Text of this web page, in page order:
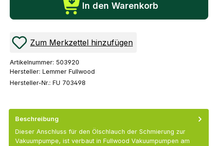
In den Warenkorb
Zum Merkzettel hinzufügen
Artikelnummer: 503920
Hersteller: Lemmer Fullwood
Hersteller-Nr.: FU 703498
Beschreibung
Dieser Anschluss für den Ölschlauch der Schmierung zur
Vakuumpumpe, ist verbaut in Fullwood Vakuumpumpen am